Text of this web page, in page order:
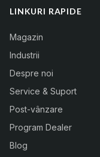
LINKURI RAPIDE
Magazin
Industrii
Despre noi
Service & Suport
Post-vânzare
Program Dealer
Blog